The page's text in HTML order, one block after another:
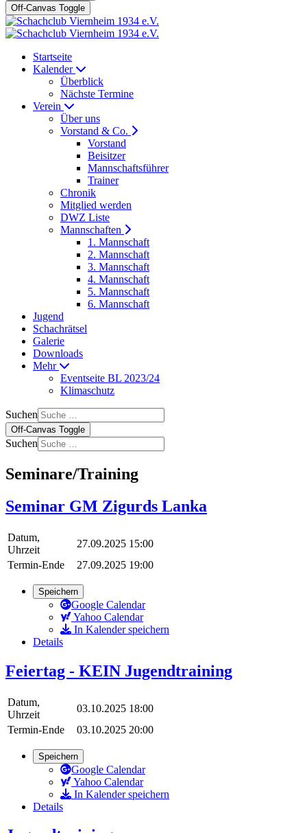
Off-Canvas Toggle
Startseite
Kalender
Überblick
Nächste Termine
Verein
Über uns
Vorstand & Co.
Vorstand
Beisitzer
Mannschaftsführer
Trainer
Chronik
Mitglied werden
DWZ Liste
Mannschaften
1. Mannschaft
2. Mannschaft
3. Mannschaft
4. Mannschaft
5. Mannschaft
6. Mannschaft
Jugend
Schachrätsel
Galerie
Downloads
Mehr
Eventseite BL 2023/24
Klimaschutz
Suchen
Off-Canvas Toggle
Suchen
Seminare/Training
Seminar GM Zigurds Lanka
Datum,
Uhrzeit
27.09.2025 15:00
Termin-Ende
27.09.2025 19:00
Speichern
Google Calendar
Yahoo Calendar
In Kalender speichern
Details
Feiertag - KEIN Jugendtraining
Datum,
Uhrzeit
03.10.2025 18:00
Termin-Ende
03.10.2025 20:00
Speichern
Google Calendar
Yahoo Calendar
In Kalender speichern
Details